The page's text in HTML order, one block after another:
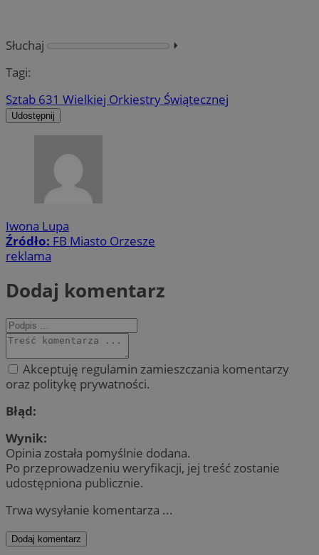
Słuchaj
⏵︎
Tagi:
Sztab 631 Wielkiej Orkiestry Świątecznej
Udostępnij
Iwona Lupa
Źródło: FB Miasto Orzesze
reklama
Dodaj komentarz
Akceptuję regulamin zamieszczania komentarzy
oraz politykę prywatności.
Błąd:
Wynik:
Opinia została pomyślnie dodana.
Po przeprowadzeniu weryfikacji, jej treść zostanie
udostępniona publicznie.
Trwa wysyłanie komentarza ...
Dodaj komentarz